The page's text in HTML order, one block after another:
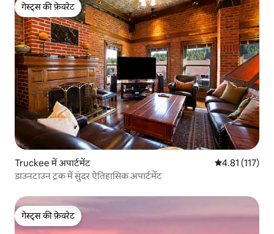
गेस्ट्स की फ़ेवरेट
गेस्ट्स की फ़ेवरेट
Truckee में अपार्टमेंट औसत रेटिंग 5 में से
4.81 (117)
डाउनटाउन ट्रक में सुंदर ऐतिहासिक अपार्टमेंट
गेस्ट्स की फ़ेवरेट
गेस्ट्स की फ़ेवरेट